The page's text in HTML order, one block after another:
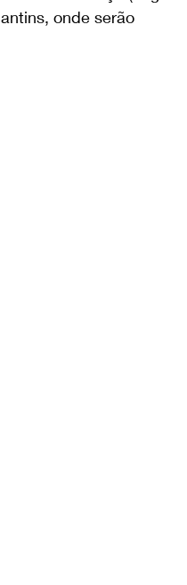
onde serão